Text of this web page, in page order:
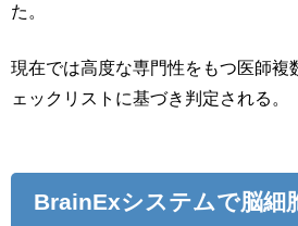
た。
現在では高度な専門性をもつ医師複
ェックリストに基づき判定される。
BrainExシステムで脳細